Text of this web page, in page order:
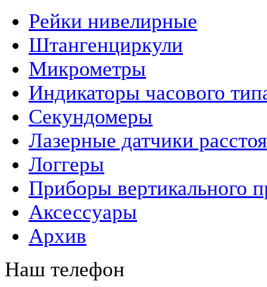
Рейки нивелирные
Штангенциркули
Микрометры
Индикаторы часового
Секундомеры
Лазерные датчики
Логгеры
Приборы вертикального
Аксессуары
Архив
Наш телефон